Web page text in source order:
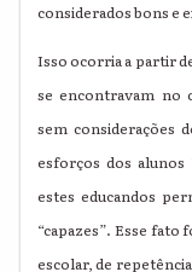
considerados bons e
Isso ocorria a partir
se encontravam no
sem considerações
esforços dos alunos
estes educandos
“capazes”. Esse
escolar, de